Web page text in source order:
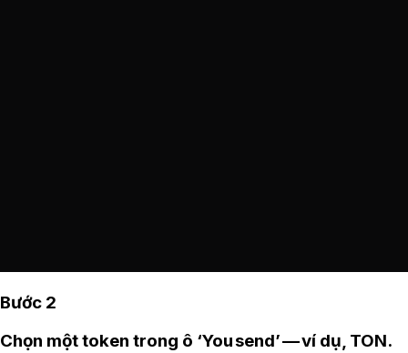
Bước 2
Chọn một token trong ô ‘You send’ — ví dụ, TON.